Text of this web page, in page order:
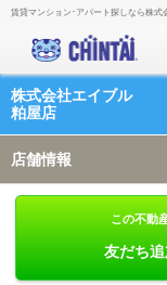
株式会社エイブル
粕屋店
店舗情報
この不動
友だち追